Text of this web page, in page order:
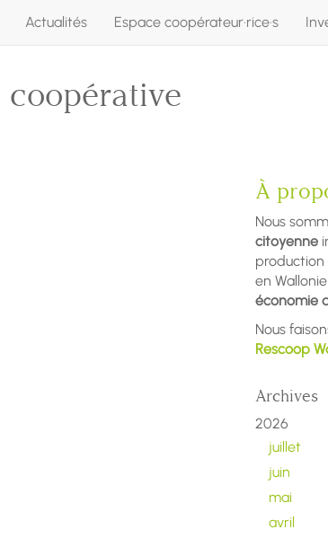
Actualités Espace coopérateur·rice·s
À
Nous
citoyenne
production
en
économie
Nous
Rescoop
Archives
2026
juillet
juin
mai
avril